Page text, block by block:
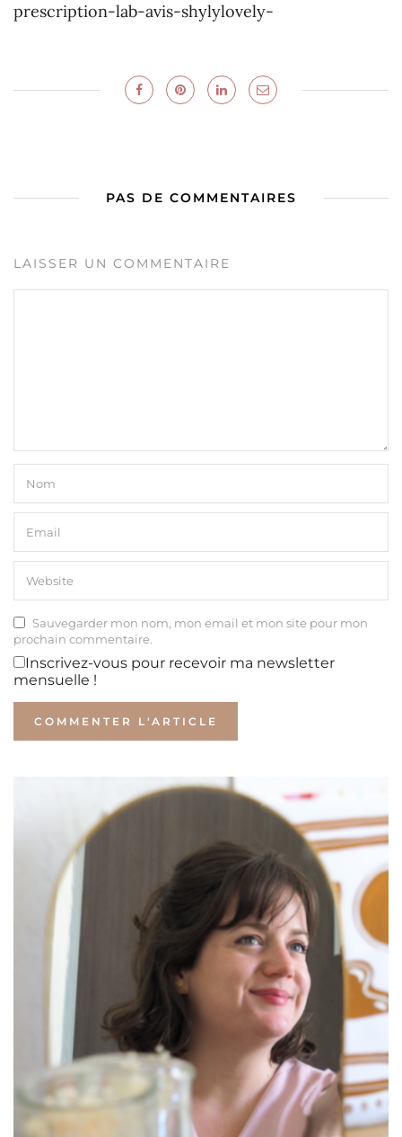
prescription-lab-avis-shylylovely-
PAS DE COMMENTAIRES
LAISSER UN COMMENTAIRE
Sauvegarder mon nom, mon email et mon site pour mon
prochain commentaire.
Inscrivez-vous pour recevoir ma newsletter
mensuelle !